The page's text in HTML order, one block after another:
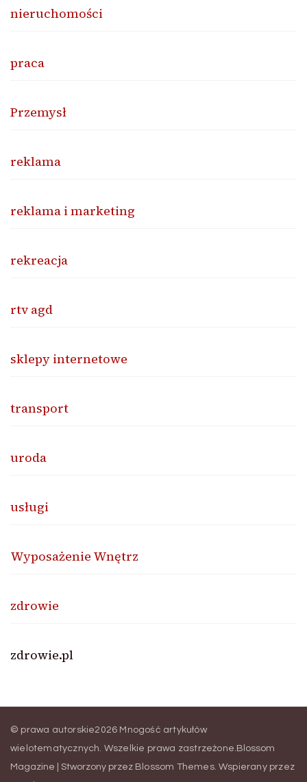
nieruchomości
praca
Przemysł
reklama
reklama i marketing
rekreacja
rtv agd
sklepy internetowe
transport
uroda
usługi
Wyposażenie Wnętrz
zdrowie
zdrowie.pl
© prawa autorskie2026 Mnogość artykułów
wielotematycznych. Wszelkie prawa zastrzeżone. Blossom
Magazine | Stworzony przez Blossom Themes. Wspierany przez